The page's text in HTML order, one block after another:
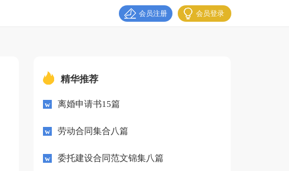
会员登录
会员注册
精华推荐
离婚申请书15篇
劳动合同集合八篇
委托建设合同范文锦集八篇